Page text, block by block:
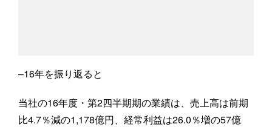
–16年を振り返ると
当社の16年度・第2四半期期の業績は、売上高は前期
比4.7％減の1,178億円、経常利益は26.0％増の57億